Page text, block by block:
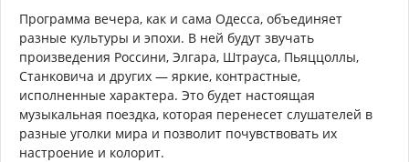
Программа вечера, как и сама Одесса, объединяет
разные культуры и эпохи. В ней будут звучать
произведения Россини, Элгара, Штрауса, Пьяццоллы,
Станковича и других — яркие, контрастные,
исполненные характера. Это будет настоящая
музыкальная поездка, которая перенесет слушателей в
разные уголки мира и позволит почувствовать их
настроение и колорит.